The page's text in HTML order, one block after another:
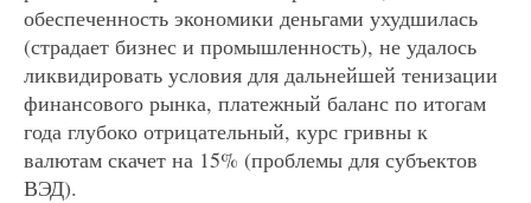
обеспеченность экономики деньгами ухудшилась
(страдает бизнес и промышленность), не удалось
ликвидировать условия для дальнейшей тенизации
финансового рынка, платежный баланс по итогам
года глубоко отрицательный, курс гривны к
валютам скачет на 15% (проблемы для субъектов
ВЭД).